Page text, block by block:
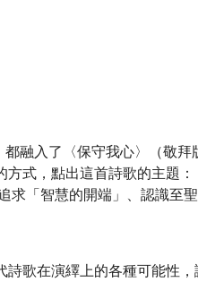
融入了〈保守我心〉（敬拜
式，點出這首詩歌的主題
「智慧的開端」、認識至
歌在演繹上的各種可能性